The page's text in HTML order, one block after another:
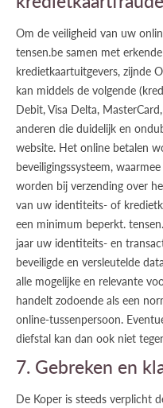
Om de veiligheid van uw
tensen.be samen met
kredietkaartuitgevers, zijnde
kan middels de volgende
Debit, Visa Delta,
anderen die duidelijk en
website. Het online betalen
beveiligingssysteem,
worden bij verzending over
van uw identiteits- of
een minimum beperkt.
jaar uw identiteits- en
beveiligde en versleutelde
alle mogelijke en relevante
handelt zodoende als een
online-tussenpersoon.
diefstal kan dan ook niet
7. Gebreken en
De Koper is steeds verplicht